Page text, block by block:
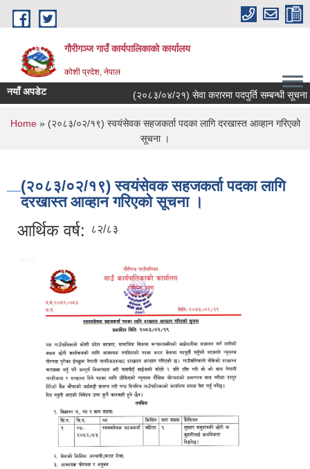
Skip to main content
गौरीगञ्‍ज गाउँ कार्यपालिकाको कार्यालय
कोशी प्रदेश, नेपाल
नयाँ अपडेट (२०८३/०४/२१) सेवा करारमा पदपुर्ति सम्बन्धी सूचना ।
You are here
Home» (२०८३/०२/१९) स्वयंसेवक सहजकर्ता पदका लागि दरखास्त आव्हान गरिएको
सूचना ।
(२०८३/०२/१९) स्वयंसेवक सहजकर्ता पदका लागि
दरखास्त आव्हान गरिएको सूचना ।
आर्थिक वर्ष: ८२/८३